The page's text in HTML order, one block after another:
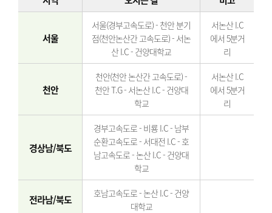
서울
서울(경부고속도로) - 천안 분기
점(천안논산간 고속도로) - 서논
산 I.C - 건양대학교
서논산 I.C
에서 5분거
리
천안
천안(천안 논산간 고속도로) -
천안 T.G - 서논산 I.C - 건양대
학교
서논산 I.C
에서 5분거
리
경상남/북도
경부고속도로 - 비룡 I.C - 남부
순환고속도로 - 서대전 I.C - 호
남고속도로 - 논산 I.C - 건양대
학교
전라남/북도
호남고속도로 - 논산 I.C - 건양
대학교